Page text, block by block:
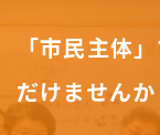
「市民主体
だけませんか